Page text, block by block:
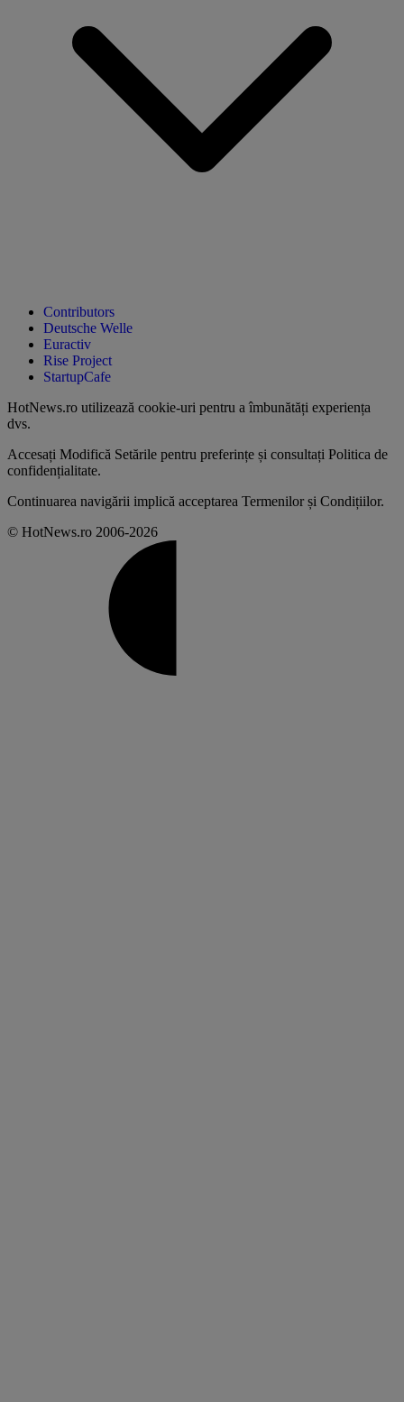
Contributors
Deutsche Welle
Euractiv
Rise Project
StartupCafe
HotNews.ro utilizează cookie-uri pentru a îmbunătăți experiența
dvs.
Accesați Modifică Setările pentru preferințe și consultați Politica de
confidențialitate.
Continuarea navigării implică acceptarea Termenilor și Condițiilor.
© HotNews.ro 2006-2026